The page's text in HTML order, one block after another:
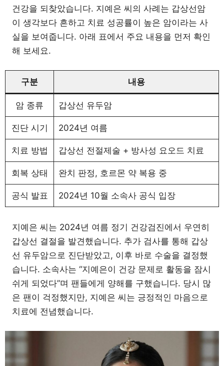
건강을 되찾았습니다. 지예은 씨의 사례는 갑상선암
이 생각보다 흔하고 치료 성공률이 높은 암이라는 사
실을 보여줍니다. 아래 표에서 주요 내용을 먼저 확인
해 보세요.
구분 내용
암 종류 갑상선 유두암
진단 시기 2024년 여름
치료 방법 갑상선 전절제술 + 방사성 요오드 치료
회복 상태 완치 판정, 호르몬 약 복용 중
공식 발표 2024년 10월 소속사 공식 입장
지예은 씨는 2024년 여름 정기 건강검진에서 우연히
갑상선 결절을 발견했습니다. 추가 검사를 통해 갑상
선 유두암으로 진단받았고, 이후 바로 수술을 결정했
습니다. 소속사는 “지예은이 건강 문제로 활동을 잠시
쉬게 되었다”며 팬들에게 양해를 구했습니다. 당시 많
은 팬이 걱정했지만, 지예은 씨는 긍정적인 마음으로
치료에 전념했습니다.